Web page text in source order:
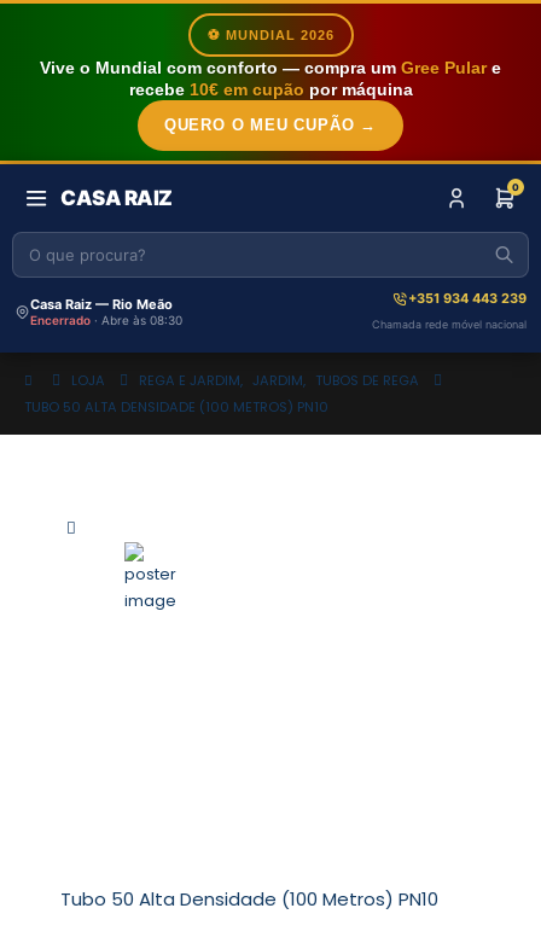
⚽ MUNDIAL 2026
Vive o Mundial com conforto — compra um Gree Pulare
recebe 10€ em cupão por máquina
QUERO O MEU CUPÃO →
CASA RAIZ 0
Casa Raiz — Rio Meão
Encerrado · Abre às 08:30
+351 934 443 239
Chamada rede móvel nacional
LOJA REGA E JARDIM, JARDIM, TUBOS DE REGA
TUBO 50 ALTA DENSIDADE (100 METROS) PN10
Tubo 50 Alta Densidade (100 Metros) PN10